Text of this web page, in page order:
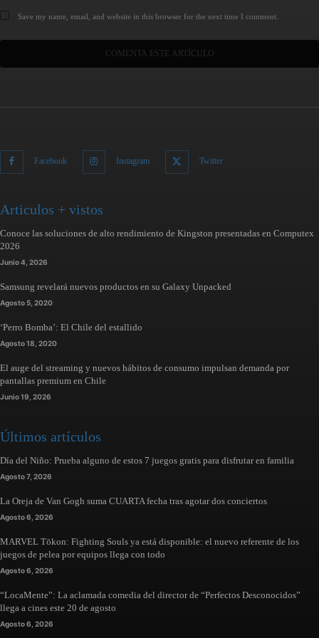
Save my name, email, and website in this browser for the next time I comment.
Facebook Instagram Twitter
Articulos + vistos
Conoce las soluciones de alto rendimiento de Kingston presentadas en Computex
2026
Junio 4, 2026
Samsung revelará nuevos productos en su Galaxy Unpacked
Agosto 5, 2020
‘Perro Bomba’: El Chile del estallido
Agosto 18, 2020
El auge del streaming y nuevos hábitos de consumo impulsan demanda por
pantallas premium en Chile
Junio 19, 2026
Últimos artículos
Día del Niño: Prueba alguno de estos 7 juegos gratis para disfrutar en familia
Agosto 7, 2026
La Oreja de Van Gogh suma CUARTA fecha tras agotar dos conciertos
Agosto 6, 2026
MARVEL Tōkon: Fighting Souls ya está disponible: el nuevo referente de los
juegos de pelea por equipos llega con todo
Agosto 6, 2026
“LocaMente”: La aclamada comedia del director de “Perfectos Desconocidos”
llega a cines este 20 de agosto
Agosto 6, 2026